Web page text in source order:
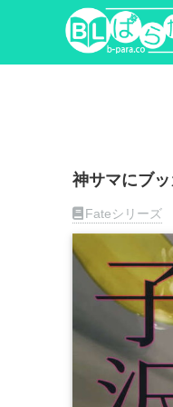
神サマにブ
Fateシリーズ